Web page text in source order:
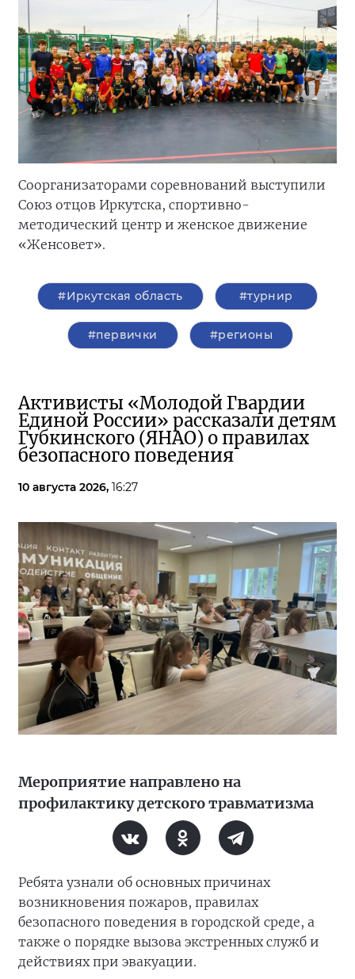
Соорганизаторами соревнований выступили
Союз отцов Иркутска, спортивно-
методический центр и женское движение
«Женсовет».
#Иркутская область #турнир
#первички #регионы
Активисты «Молодой Гвардии
Единой России» рассказали детям
Губкинского (ЯНАО) о правилах
безопасного поведения
10 августа 2026, 16:27
Мероприятие направлено на
профилактику детского травматизма
Ребята узнали об основных причинах
возникновения пожаров, правилах
безопасного поведения в городской среде, а
также о порядке вызова экстренных служб и
действиях при эвакуации.